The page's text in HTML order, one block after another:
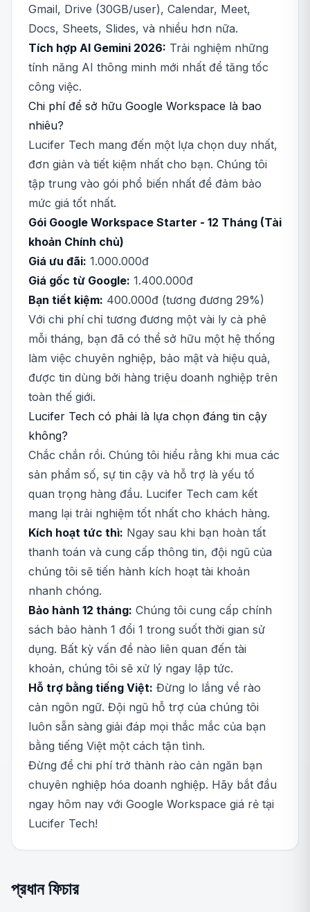
Gmail, Drive (30GB/user), Calendar, Meet,
Docs, Sheets, Slides, và nhiều hơn nữa.
Tích hợp AI Gemini 2026: Trải nghiệm những
tính năng AI thông minh mới nhất để tăng tốc
công việc.
Chi phí để sở hữu Google Workspace là bao
nhiêu?
Lucifer Tech mang đến một lựa chọn duy nhất,
đơn giản và tiết kiệm nhất cho bạn. Chúng tôi
tập trung vào gói phổ biến nhất để đảm bảo
mức giá tốt nhất.
Gói Google Workspace Starter - 12 Tháng (Tài
khoản Chính chủ)
Giá ưu đãi: 1.000.000đ
Giá gốc từ Google: 1.400.000đ
Bạn tiết kiệm: 400.000đ (tương đương 29%)
Với chi phí chỉ tương đương một vài ly cà phê
mỗi tháng, bạn đã có thể sở hữu một hệ thống
làm việc chuyên nghiệp, bảo mật và hiệu quả,
được tin dùng bởi hàng triệu doanh nghiệp trên
toàn thế giới.
Lucifer Tech có phải là lựa chọn đáng tin cậy
không?
Chắc chắn rồi. Chúng tôi hiểu rằng khi mua các
sản phẩm số, sự tin cậy và hỗ trợ là yếu tố
quan trọng hàng đầu. Lucifer Tech cam kết
mang lại trải nghiệm tốt nhất cho khách hàng.
Kích hoạt tức thì: Ngay sau khi bạn hoàn tất
thanh toán và cung cấp thông tin, đội ngũ của
chúng tôi sẽ tiến hành kích hoạt tài khoản
nhanh chóng.
Bảo hành 12 tháng: Chúng tôi cung cấp chính
sách bảo hành 1 đổi 1 trong suốt thời gian sử
dụng. Bất kỳ vấn đề nào liên quan đến tài
khoản, chúng tôi sẽ xử lý ngay lập tức.
Hỗ trợ bằng tiếng Việt: Đừng lo lắng về rào
cản ngôn ngữ. Đội ngũ hỗ trợ của chúng tôi
luôn sẵn sàng giải đáp mọi thắc mắc của bạn
bằng tiếng Việt một cách tận tình.
Đừng để chi phí trở thành rào cản ngăn bạn
chuyên nghiệp hóa doanh nghiệp. Hãy bắt đầu
ngay hôm nay với Google Workspace giá rẻ tại
Lucifer Tech!
প্রধান ফিচার